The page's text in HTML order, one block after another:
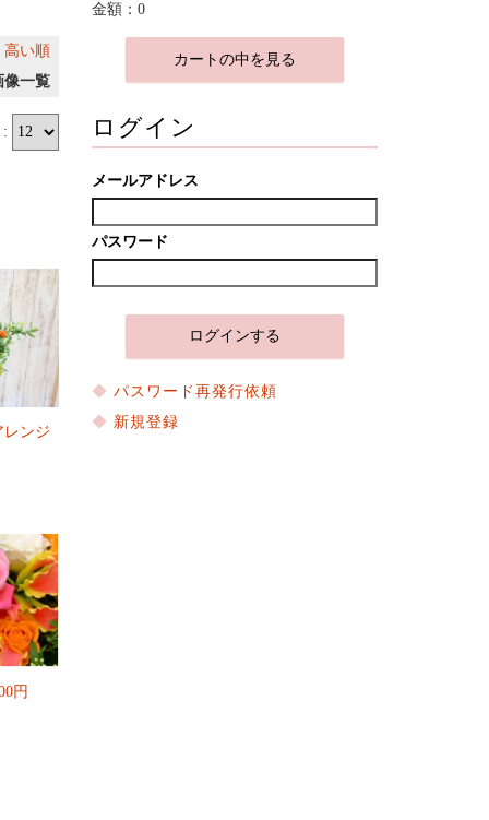
高い順
像一覧
:
レンジ
円
金額：0
カートの中を見る
ログイン
メールアドレス
パスワード
パスワード再発行依頼
新規登録